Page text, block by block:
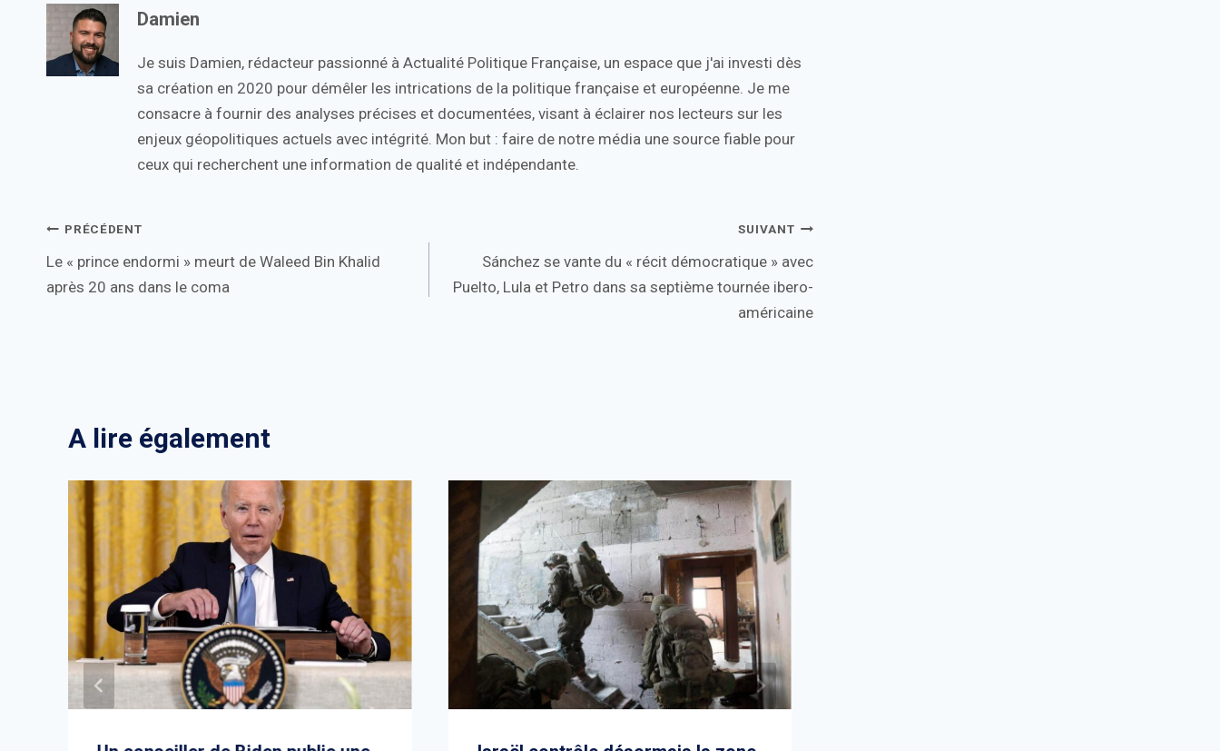
Damien
Je suis Damien, rédacteur passionné à Actualité Politique Française, un espace que j'ai investi dès
sa création en 2020 pour démêler les intrications de la politique française et européenne. Je me
consacre à fournir des analyses précises et documentées, visant à éclairer nos lecteurs sur les
enjeux géopolitiques actuels avec intégrité. Mon but : faire de notre média une source fiable pour
ceux qui recherchent une information de qualité et indépendante.
Navigation
de
PRÉCÉDENT
Le « prince endormi » meurt de Waleed Bin Khalid
après 20 ans dans le coma
SUIVANT
Sánchez se vante du « récit démocratique » avec
Puelto, Lula et Petro dans sa septième tournée ibero-
américaine
A lire également